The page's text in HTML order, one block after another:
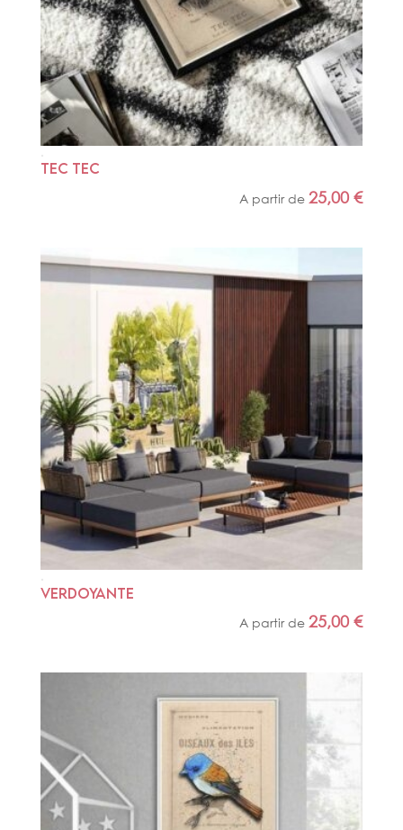
TEC TEC
A partir de 25,00€
VERDOYANTE
A partir de25,00€